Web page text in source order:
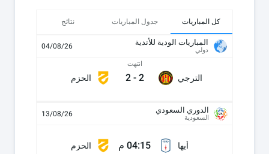
كل المباريات جدول المباريات نتائج
المباريات الودية للأندية
دولي 04/08/26
الترجي
انتهت
2
-
2 الحزم
الدوري السعودي
السعودية 13/08/26
أبها 04:15 م الحزم